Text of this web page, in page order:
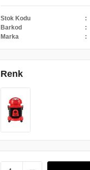
Stok Kodu
Barkod
Marka
Renk